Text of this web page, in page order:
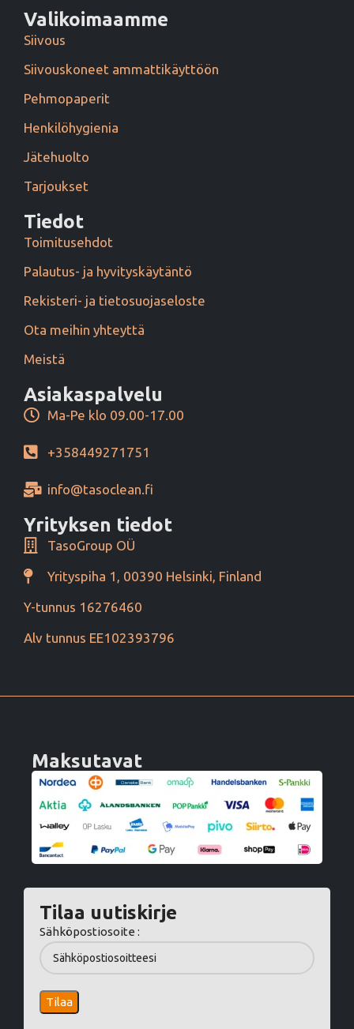
Valikoimaamme
Siivous
Siivouskoneet ammattikäyttöön
Pehmopaperit
Henkilöhygienia
Jätehuolto
Tarjoukset
Tiedot
Toimitusehdot
Palautus- ja hyvityskäytäntö
Rekisteri- ja tietosuojaseloste
Ota meihin yhteyttä
Meistä
Asiakaspalvelu
Ma-Pe klo 09.00-17.00
+358449271751
info@tasoclean.fi
Yrityksen tiedot
TasoGroup OÜ
Yrityspiha 1, 00390 Helsinki, Finland
Y-tunnus 16276460
Alv tunnus EE102393796
Maksutavat
Tilaa uutiskirje
Sähköpostiosoite :